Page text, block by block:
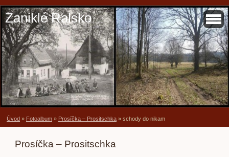
Zaniklé Ralsko
Úvod » Fotoalbum » Prosíčka – Prositschka » schody do nikam
Prosíčka – Prositschka